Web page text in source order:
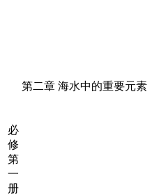
必
修
第
一
册
第二章 海水中的重要元素